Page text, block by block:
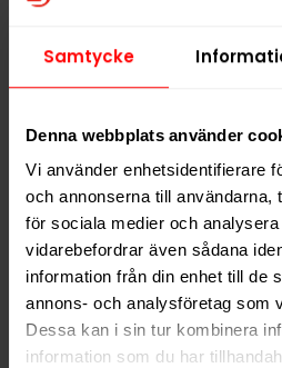
Samtycke
Denna webbplats använder
Vi använder enhetsidentifierare
och annonserna till användarna,
för sociala medier och
vidarebefordrar även sådana
information från din enhet till de
annons- och analysföretag som
Dessa kan i sin tur kombinera
information som du har
34,99 kr /dosa
KÖP